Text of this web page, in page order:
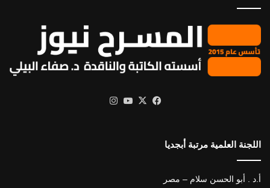
فيسبوك
X يوتيوب
اللجنة العلمية مرتبة أبجديا
أ.د . أبو الحسن سلام – مصر